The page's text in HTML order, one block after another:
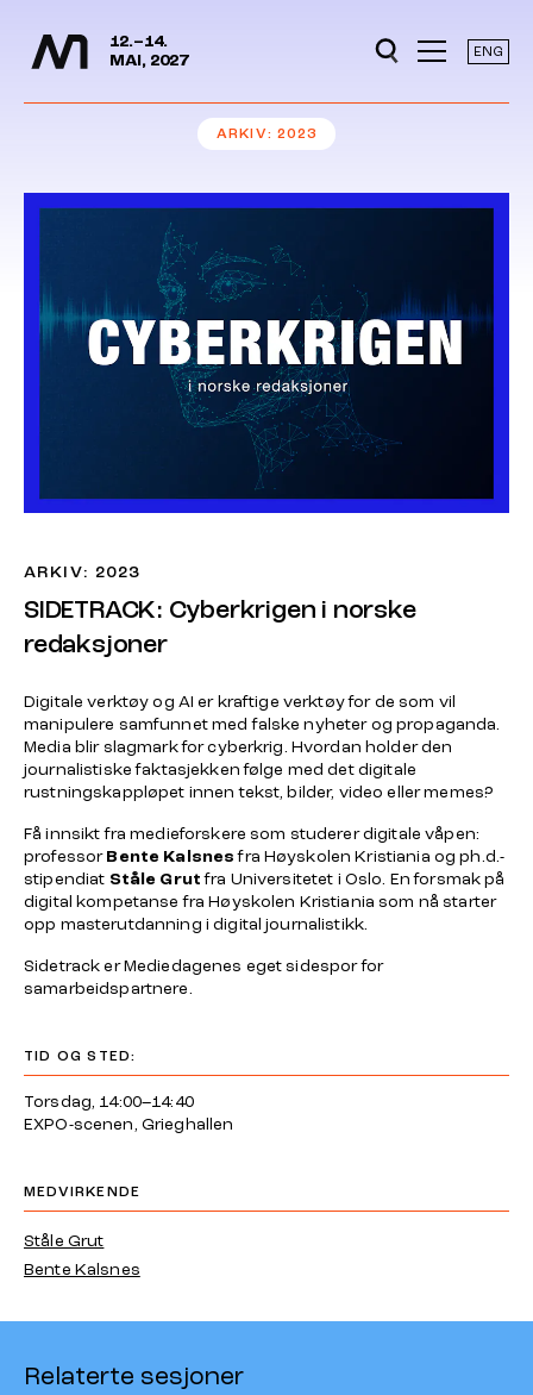
Hopp til hovedinnhold
12.–14.
MAI, 2027
ENG
ARKIV 2023
ARKIV: 2023
SIDETRACK: Cyberkrigen i norske
redaksjoner
Digitale verktøy og AI er kraftige verktøy for de som vil
manipulere samfunnet med falske nyheter og propaganda.
Media blir slagmark for cyberkrig. Hvordan holder den
journalistiske faktasjekken følge med det digitale
rustningskappløpet innen tekst, bilder, video eller memes?
Få innsikt fra medieforskere som studerer digitale våpen:
professor Bente Kalsnes fra Høyskolen Kristiania og ph.d.-
stipendiat Ståle Grut fra Universitetet i Oslo. En forsmak på
digital kompetanse fra Høyskolen Kristiania som nå starter
opp masterutdanning i digital journalistikk.
Sidetrack er Mediedagenes eget sidespor for
samarbeidspartnere.
TID OG STED:
Torsdag, 14:00–14:40
EXPO-scenen, Grieghallen
MEDVIRKENDE
Ståle Grut
Bente Kalsnes
Relaterte sesjoner